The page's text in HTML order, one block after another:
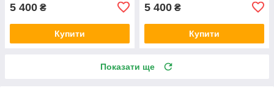
5 400 ₴
Купити
5 400 ₴
Купити
Показати ще